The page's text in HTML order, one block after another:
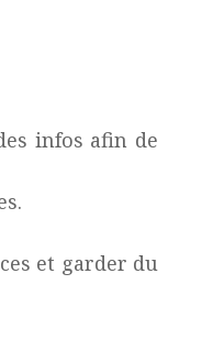
infos afin de
et garder du